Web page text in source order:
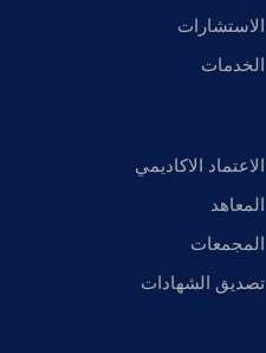
الاستشارات
الخدمات
الاعتماد الاكاديمي
المعاهد
المجمعات
تصديق الشهادات